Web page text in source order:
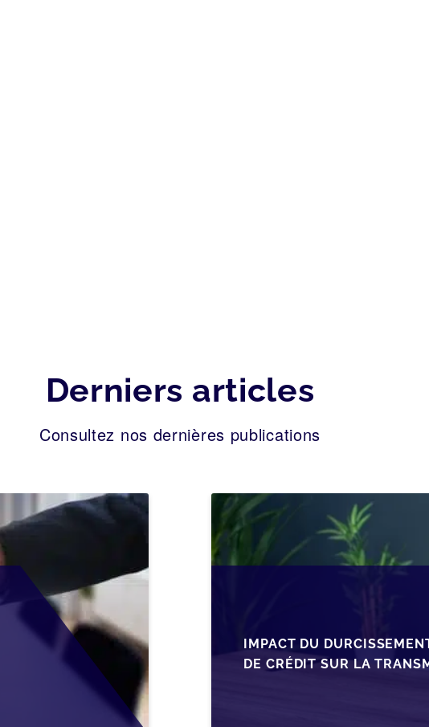
Derniers articles
Consultez nos dernières publications
IMPACT DU
DE CRÉDIT SUR LA